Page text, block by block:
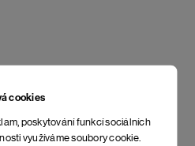
cookies
poskytování funkcí sociálních
využíváme soubory cookie.